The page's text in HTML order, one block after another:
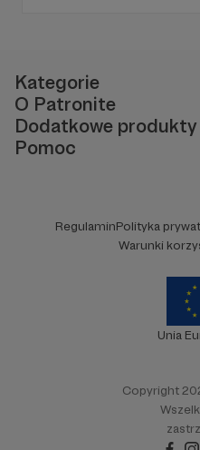
Kategorie
O Patronite
Dodatkowe produkty
Pomoc
RegulaminPolityka
Warunki
Unia
Copyright